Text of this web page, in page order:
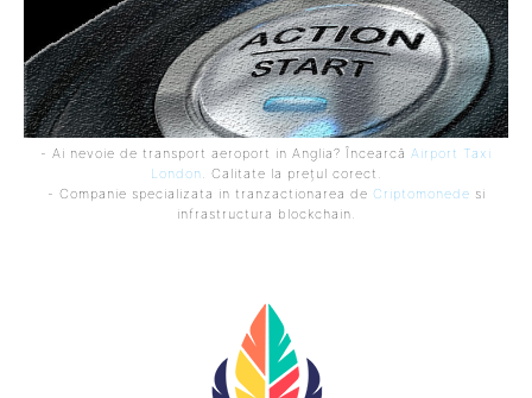
- Ai nevoie de transport aeroport in Anglia? Încearcă Airport Taxi
London. Calitate la prețul corect.
- Companie specializata in tranzactionarea de Criptomonede si
infrastructura blockchain.